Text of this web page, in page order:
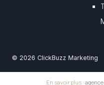
© 2026 ClickBuzz Marketing
En savoir plus : agence